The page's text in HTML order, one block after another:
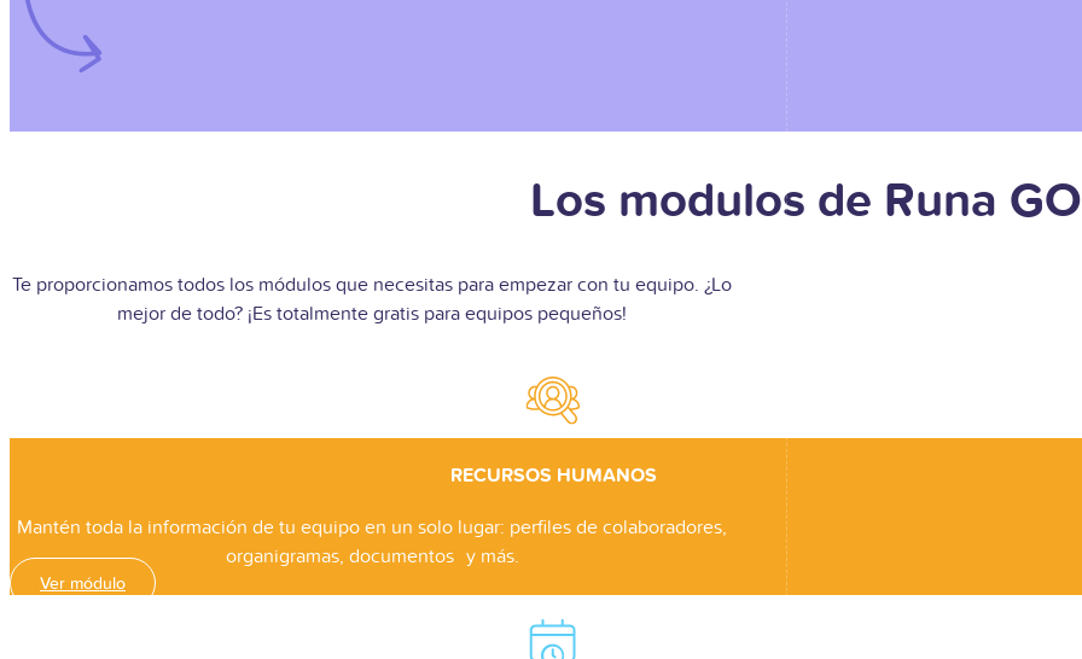
Los modulos de Runa
Te proporcionamos todos los módulos que necesitas para empezar con tu equipo. ¿Lo
mejor de todo? ¡Es totalmente gratis para equipos pequeños!
RECURSOS HUMANOS
Mantén toda la información de tu equipo en un solo lugar: perfiles de colaboradores,
organigramas, documentos y más.
Ver módulo